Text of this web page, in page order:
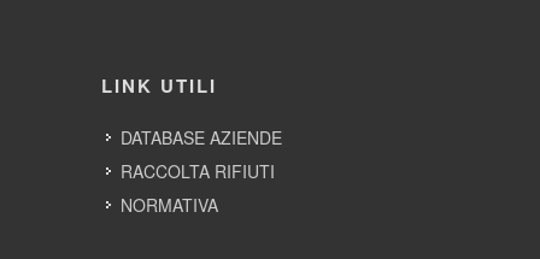
LINK UTILI
DATABASE AZIENDE
RACCOLTA RIFIUTI
NORMATIVA